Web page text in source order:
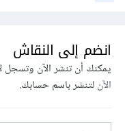
انضم إلى النقاش
يمكنك أن تنشر الآن وتسجل
الآنلتنشر باسم حسابك.